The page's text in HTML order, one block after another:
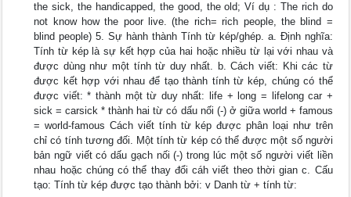
the sick, the handicapped, the good, the old; Ví dụ : The rich do
not know how the poor live. (the rich= rich people, the blind =
blind people) 5. Sự hành thành Tính từ kép/ghép. a. Định nghĩa:
Tính từ kép là sự kết hợp của hai hoặc nhiều từ lại với nhau và
được dùng như một tính từ duy nhất. b. Cách viết: Khi các từ
được kết hợp với nhau để tạo thành tính từ kép, chúng có thể
được viết: * thành một từ duy nhất: life + long = lifelong car +
sick = carsick * thành hai từ có dấu nối (-) ở giữa world + famous
= world-famous Cách viết tính từ kép được phân loại như trên
chỉ có tính tương đối. Một tính từ kép có thể được một số người
bản ngữ viết có dấu gạch nối (-) trong lúc một số người viết liền
nhau hoặc chúng có thể thay đổi cáh viết theo thời gian c. Cấu
tạo: Tính từ kép được tạo thành bởi: v Danh từ + tính từ: